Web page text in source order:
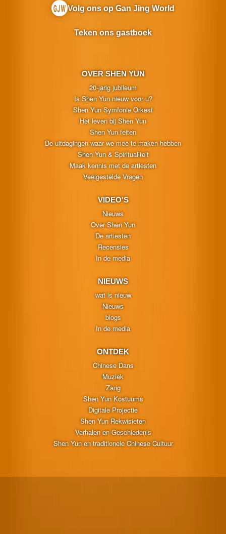
OVER SHEN YUN
20-jarig jubileum
Is Shen Yun nieuw voor u?
Shen Yun Symfonie Orkest
Het leven bij Shen Yun
Shen Yun feiten
De uitdagingen waar we mee te maken hebben
Shen Yun & Spiritualiteit
Maak kennis met de artiesten
Veelgestelde Vragen
VIDEO'S
Nieuws
Over Shen Yun
De artiesten
Recensies
In de media
NIEUWS
wat is nieuw
Nieuws
blogs
In de media
ONTDEK
Chinese Dans
Muziek
Zang
Shen Yun Kostuums
Digitale Projectie
Shen Yun Rekwisieten
Verhalen en Geschiedenis
Shen Yun en traditionele Chinese Cultuur
Volg ons op Gan Jing World
Teken ons gastboek